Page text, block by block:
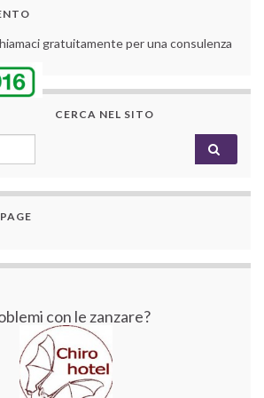
gratuitamente per una consulenza
CERCA NEL SITO
con le zanzare?